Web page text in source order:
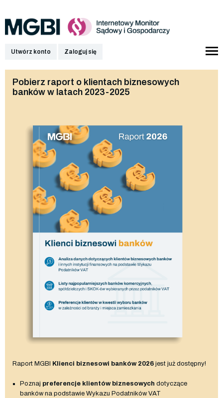
Utwórz konto Zaloguj się
Pobierz raport o klientach biznesowych
banków w latach 2023-2025
Raport MGBI Klienci biznesowi banków 2026 jest już dostępny!
Poznaj preferencje klientów biznesowych dotyczące
banków na podstawie Wykazu Podatników VAT